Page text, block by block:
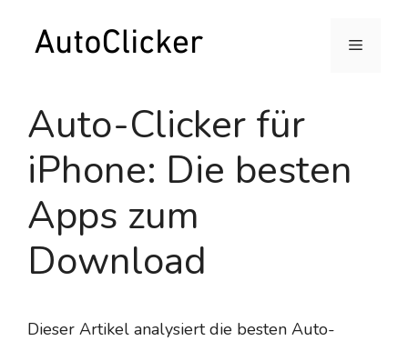
content
Menu
Auto-Clicker für
iPhone: Die besten
Apps zum
Download
Dieser Artikel analysiert die besten Auto-